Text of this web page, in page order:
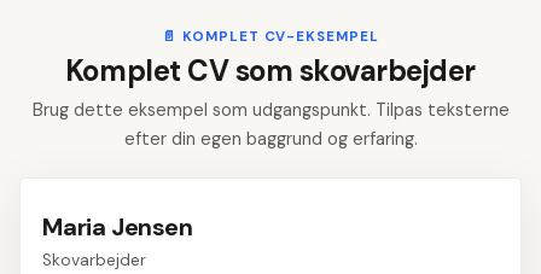
📄 KOMPLET CV-EKSEMPEL
Komplet CV som skovarbejder
Brug dette eksempel som udgangspunkt. Tilpas teksterne
efter din egen baggrund og erfaring.
Maria Jensen
Skovarbejder